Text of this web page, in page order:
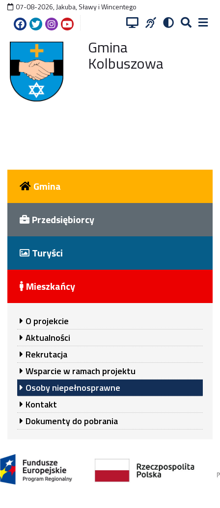
07-08-2026,Jakuba, Sławy i Wincentego
Gmina
Kolbuszowa
Gmina
Przedsiębiorcy
Turyści
Mieszkańcy
O projekcie
Aktualności
Rekrutacja
Wsparcie w ramach projektu
Osoby niepełnosprawne
Kontakt
Dokumenty do pobrania